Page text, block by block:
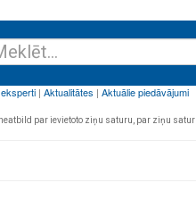
par ievietoto ziņu saturu, par ziņu